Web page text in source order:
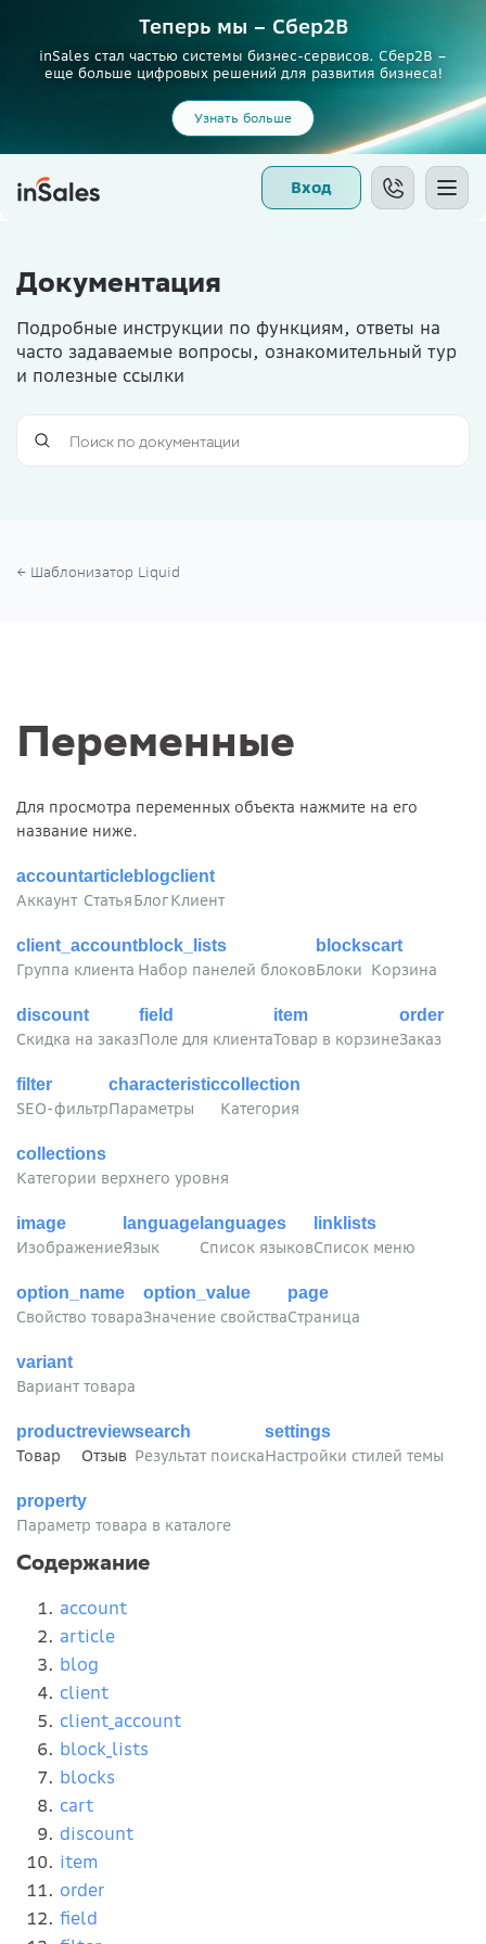
Теперь мы – Сбер2B
inSales стал частью системы бизнес-сервисов. Сбер2В –
еще больше цифровых решений для развития бизнеса!
Узнать больше
Вход
Документация
Подробные инструкции по функциям, ответы на
часто задаваемые вопросы, ознакомительный тур
и полезные ссылки
Шаблонизатор Liquid
Переменные
Для просмотра переменных объекта нажмите на его
название ниже.
account
Аккаунт
article
Статья
blog
Блог
client
Клиент
client_account
Группа клиента
block_lists
Набор панелей блоков
blocks
Блоки
cart
Корзина
discount
Скидка на заказ
field
Поле для клиента
item
Товар в корзине
order
Заказ
filter
SEO-фильтр
characteristic
Параметры
collection
Категория
collections
Категории верхнего уровня
image
Изображение
language
Язык
languages
Список языков
linklists
Список меню
option_name
Свойство товара
option_value
Значение свойства
page
Страница
variant
Вариант товара
product
Товар
review
Отзыв
search
Результат поиска
settings
Настройки стилей темы
property
Параметр товара в каталоге
Содержание
account
article
blog
client
client_account
block_lists
blocks
cart
discount
item
order
field